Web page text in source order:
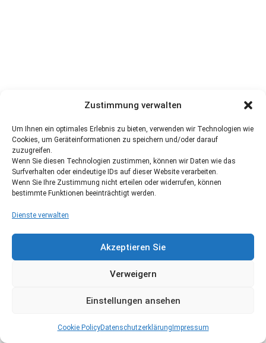
Zustimmung verwalten
Um Ihnen ein optimales Erlebnis zu bieten, verwenden wir Technologien wie
Cookies, um Geräteinformationen zu speichern und/oder darauf
zuzugreifen.
Wenn Sie diesen Technologien zustimmen, können wir Daten wie das
Surfverhalten oder eindeutige IDs auf dieser Website verarbeiten.
Wenn Sie Ihre Zustimmung nicht erteilen oder widerrufen, können
bestimmte Funktionen beeinträchtigt werden.
Dienste verwalten
Akzeptieren Sie
Verweigern
Einstellungen ansehen
Cookie PolicyDatenschutzerklärung Impressum